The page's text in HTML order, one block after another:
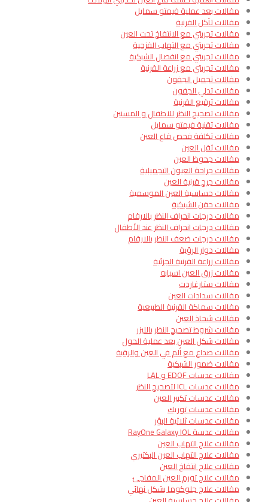
مقالات بعد عملية فيمتو سمايل
مقالات تآكل القرنية
مقالات تجربتي مع الانتفاخ تحت العين
مقالات تجربتي مع التهاب القزحية
مقالات تجربتي مع انفصال الشبكية
مقالات تجربتي مع زراعة القرنية
مقالات تجميل الجفون
مقالات تدلي الجفون
مقالات ترقيع القرنية
مقالات تصحيح النظر للاطفال و المسنين
مقالات تقنية فيمتو سمايل
مقالات تكلفة فحص قاع العين
مقالات ثقل العين
مقالات جحوظ العين
مقالات جراحة العيون التجميلية
مقالات جرح قرنية العين
مقالات حساسية العين الموسمية
مقالات حقن الشبكية
مقالات درجات انحراف النظر بالارقام
مقالات درجات انحراف النظر عند الأطفال
مقالات درجات ضعف النظر بالارقام
مقالات دوار الرؤية
مقالات زراعة القرنية الجزئية
مقالات زرق العين اسبابه
مقالات ستارغاردت
مقالات سدادات العين
مقالات سماكة القرنية الطبيعية
مقالات شحاذ العين
مقالات شروط تصحيح النظر بالليزر
مقالات شكل العين بعد عملية الحول
مقالات صداع مع ألم في العين والرقبة
مقالات ضمور الشبكية
مقالات عدسات EDOF و LAL
مقالات عدسات ICL لتصحيح النظر
مقالات عدسات تكبير العين
مقالات عدسات توريك
مقالات عدسات ثلاثية البؤر
مقالات عدسة RayOne Galaxy IOL
مقالات علاج التهاب العين
مقالات علاج التهاب العين البكتيري
مقالات علاج انتفاخ العين
مقالات علاج تورم العين المفاجئ
مقالات علاج جلوكوما بشكل نهائي